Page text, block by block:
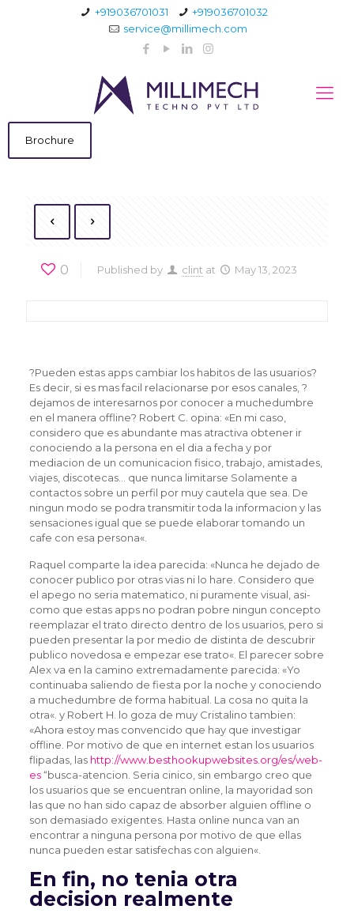
+919036701031
+919036701032
service@millimech.com
Brochure
0 Published by clint at May 13, 2023
?Pueden estas apps cambiar los habitos de las usuarios?
Es decir, si es mas facil relacionarse por esos canales, ?
dejamos de interesarnos por conocer a muchedumbre
en el manera offline? Robert C. opina: «En mi caso,
considero que es abundante mas atractiva obtener ir
conociendo a la persona en el dia a fecha y por
mediacion de un comunicacion fisico, trabajo, amistades,
viajes, discotecas… que nunca limitarse Solamente a
contactos sobre un perfil por muy cautela que sea. De
ningun modo se podra transmitir toda la informacion y las
sensaciones igual que se puede elaborar tomando un
cafe con esa persona«.
Raquel comparte la idea parecida: «Nunca he dejado de
conocer publico por otras vias ni lo hare. Considero que
el apego no seri­a matematico, ni puramente visual, asi­
como que estas apps no podran pobre ningun concepto
reemplazar el trato directo dentro de los usuarios, pero si
pueden presentar la por medio de distinta de descubrir
publico novedosa e empezar ese trato«. El parecer sobre
Alex va en la camino extremadamente parecida: «Yo
continuaba saliendo de fiesta por la noche y conociendo
a muchedumbre de forma habitual. La cosa no quita la
otra«. y Robert H. lo goza de muy Cristalino tambien:
«Ahora estoy mas convencido que hay que investigar
offline. Por motivo de que en internet estan los usuarios
flipadas, las http://www.besthookupwebsites.org/es/web-
es“busca-atencion. Seri­a cinico, sin embargo creo que
los usuarios que se encuentran online, la mayoridad son
las que no han sido capaz de absorber alguien offline o
son demasiado exigentes. Hasta online nunca van an
encontrar a ninguna persona por motivo de que ellas
nunca pueden estar satisfechas con alguien«.
En fin, no tenia otra
decision realmente